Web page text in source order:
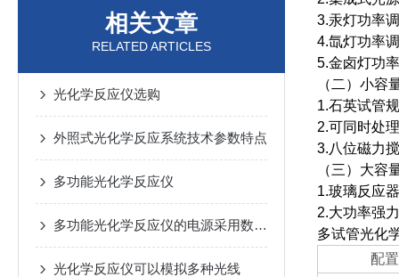
相关文章
RELATED ARTICLES
光化学反应仪选购
外照式光化学反应系统技术参数特点
多功能光化学反应仪
多功能光化学反应仪的电源采用数字模拟控制
光化学反应仪可以模拟多种光线
3.汞灯功率
4.氙灯功率
5.金卤灯功
（二）小容
1.石英试管
2.可同时处理
3.八位磁力
（三）大容
1.玻璃反应
2.大功率强
多试管光化
配